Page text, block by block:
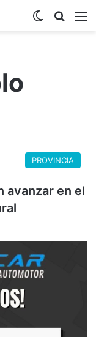
Buscar
Switch skin
PROVINCIA
avanzar en el